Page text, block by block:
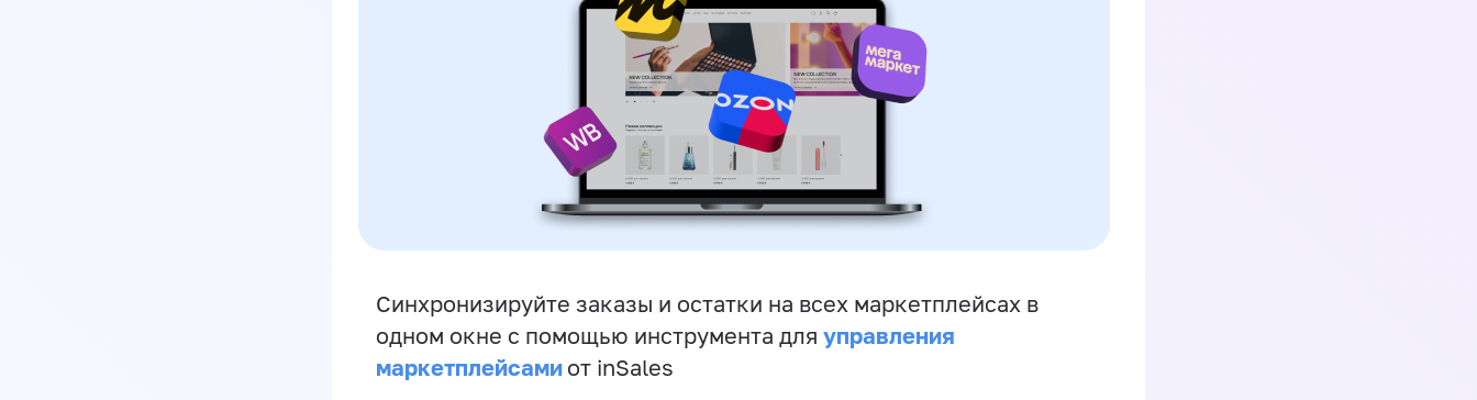
Синхронизируйте заказы и остатки на всех маркетплейсах в
одном окне с помощью инструмента для управления
маркетплейсами от inSales